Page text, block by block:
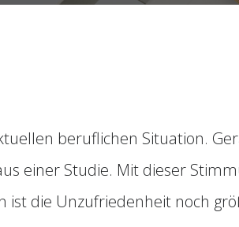
beruflichen Situation.
einer Studie. Mit dieser
ist die Unzufriedenheit noch